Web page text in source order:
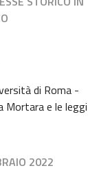
di Roma -
Mortara e le leggi
2022